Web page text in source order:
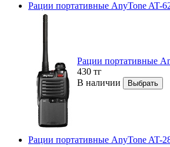
Рации портативные AnyTone AT-
Рации портативные
430 тг
В наличии
Рации портативные AnyTone AT-